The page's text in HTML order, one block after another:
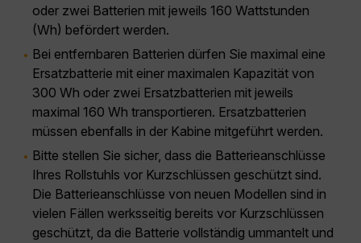
oder zwei Batterien mit jeweils 160 Wattstunden
(Wh) befördert werden.
Bei entfernbaren Batterien dürfen Sie maximal eine
Ersatzbatterie mit einer maximalen Kapazität von
300 Wh oder zwei Ersatzbatterien mit jeweils
maximal 160 Wh transportieren. Ersatzbatterien
müssen ebenfalls in der Kabine mitgeführt werden.
Bitte stellen Sie sicher, dass die Batterieanschlüsse
Ihres Rollstuhls vor Kurzschlüssen geschützt sind.
Die Batterieanschlüsse von neuen Modellen sind in
vielen Fällen werksseitig bereits vor Kurzschlüssen
geschützt, da die Batterie vollständig ummantelt und